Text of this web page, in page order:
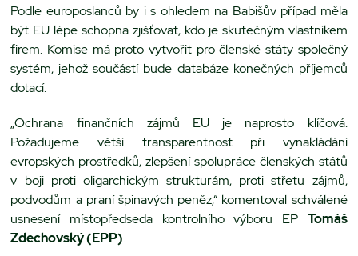
Podle europoslanců by i s ohledem na Babišův případ měla
být EU lépe schopna zjišťovat, kdo je skutečným vlastníkem
firem. Komise má proto vytvořit pro členské státy společný
systém, jehož součástí bude databáze konečných příjemců
dotací.
„Ochrana finančních zájmů EU je naprosto klíčová.
Požadujeme větší transparentnost při vynakládání
evropských prostředků, zlepšení spolupráce členských států
v boji proti oligarchickým strukturám, proti střetu zájmů,
podvodům a praní špinavých peněz,“ komentoval schválené
usnesení místopředseda kontrolního výboru EP Tomáš
Zdechovský (EPP).